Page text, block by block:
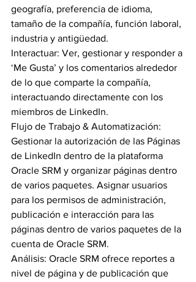
geografía, preferencia de idioma,
tamaño de la compañía, función laboral,
industria y antigüedad.
Interactuar: Ver, gestionar y responder a
‘Me Gusta’ y los comentarios alrededor
de lo que comparte la compañía,
interactuando directamente con los
miembros de LinkedIn.
Flujo de Trabajo & Automatización:
Gestionar la autorización de las Páginas
de LinkedIn dentro de la plataforma
Oracle SRM y organizar páginas dentro
de varios paquetes. Asignar usuarios
para los permisos de administración,
publicación e interacción para las
páginas dentro de varios paquetes de la
cuenta de Oracle SRM.
Análisis: Oracle SRM ofrece reportes a
nivel de página y de publicación que